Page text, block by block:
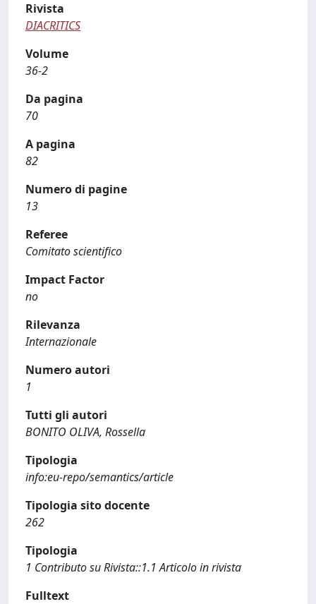
Rivista
DIACRITICS
Volume
36-2
Da pagina
70
A pagina
82
Numero di pagine
13
Referee
Comitato scientifico
Impact Factor
no
Rilevanza
Internazionale
Numero autori
1
Tutti gli autori
BONITO OLIVA, Rossella
Tipologia
info:eu-repo/semantics/article
Tipologia sito docente
262
Tipologia
1 Contributo su Rivista::1.1 Articolo in rivista
Fulltext